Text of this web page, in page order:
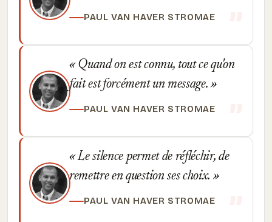
PAUL VAN HAVER STROMAE
Quand on est connu, tout ce qu'on
fait est forcément un message.
PAUL VAN HAVER STROMAE
Le silence permet de réfléchir, de
remettre en question ses choix.
PAUL VAN HAVER STROMAE